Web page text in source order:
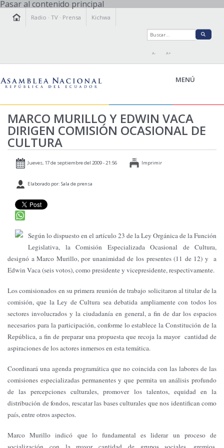
Pasar al contenido principal
Radio ·TV · Prensa Kichwa
A- A+
MENÚ
LA ASAMBLEA
LEGISLAMOS
FISCALIZAMOS
PRENSA
PARTICIPACIÓN
RELACIONES INTERNACIONALES
AGENDA
MARCO MURILLO Y EDWIN VACA
DIRIGEN COMISIÓN OCASIONAL DE
CULTURA
Jueves, 17 de septiembre del 2009 - 21:56 Imprimir
Elaborado por: Sala de prensa
Según lo dispuesto en el artículo 23 dela Ley Orgánicadela Función
Legislativa, la Comisión EspecializadaOcasional de Cultura,
designó a Marco Murillo, por unanimidad de los presentes (11 de 12) y a
Edwin Vaca (seis votos), como presidente y vicepresidente, respectivamente.
Los comisionados en su primera reunión de trabajo solicitaron al titular de la
comisión, que la Ley de Cultura sea debatida ampliamente con todos los
sectores involucrados y la ciudadanía en general, a fin de dar los espacios
necesarios para la participación, conforme lo establecela Constitución de la
República, a fin de preparar una propuesta que recoja la mayor cantidad de
aspiraciones de los actores inmersos en esta temática.
Coordinará una agenda programática que no coincida con las labores de las
comisiones especializadas permanentes y que permita un análisis profundo
de las percepciones culturales, promover los talentos, equidad en la
distribución de fondos, rescatar las bases culturales que nos identifican como
país, entre otros aspectos.
Marco Murillo indicó que lo fundamental es liderar un proceso de